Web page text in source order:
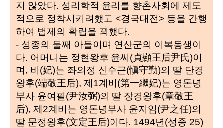
지 않았다. 성리학적 윤리를 향촌사회에 제도
적으로 정착시키려했고 <경국대전> 등을 간행
하여 법제의 확립을 꾀했다.
- 성종의 둘째 아들이며 연산군의 이복동생이
다. 어머니는 정현왕후 윤씨(貞顯王后尹氏)이
며, 비(妃)는 좌의정 신수근(愼守勤)의 딸 단경
왕후(端敬王后), 제1계비(第一繼妃)는 영돈녕
부사 윤여필(尹汝弼)의 딸 장경왕후(章敬王
后), 제2계비는 영돈녕부사 윤지임(尹之任)의
딸 문정왕후(文定王后)이다. 1494년(성종 25)